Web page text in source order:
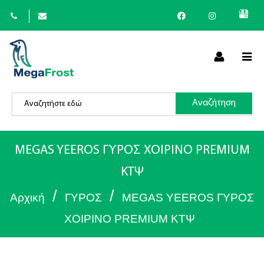
×
Αναζήτηση
MEGAS YEEROS ΓΥΡΟΣ ΧΟΙΡΙΝΟ PREMIUM
ΚΤΨ
Αρχική / ΓΥΡΟΣ /
MEGAS YEEROS ΓΥΡΟΣ
ΧΟΙΡΙΝΟ PREMIUM ΚΤΨ
(+30)